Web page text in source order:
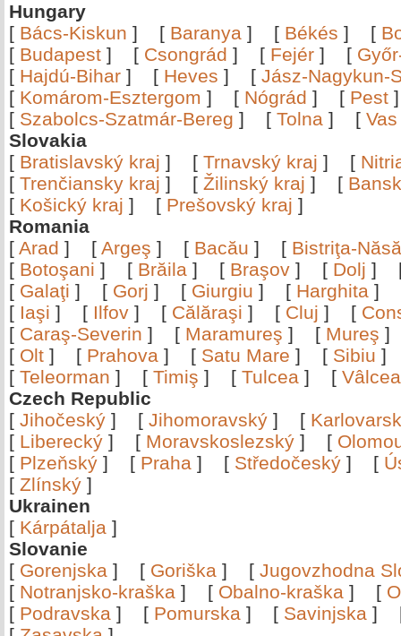
Hungary
[ Bács-Kiskun ] [ Baranya ] [ Békés ] [
[ Budapest ] [ Csongrád ] [ Fejér ] [
[ Hajdú-Bihar ] [ Heves ] [ Jász-Nagykun-
[ Komárom-Esztergom ] [ Nógrád ] [ Pest
[ Szabolcs-Szatmár-Bereg ] [ Tolna ] [ Vas
Slovakia
[ Bratislavský kraj ] [ Trnavský kraj ] [
[ Trenčiansky kraj ] [ Žilinský kraj ] [
[ Košický kraj ] [ Prešovský kraj ]
Romania
[ Arad ] [ Argeş ] [ Bacău ] [ Bistriţa-
[ Botoşani ] [ Brăila ] [ Braşov ] [ Dolj ]
[ Galaţi ] [ Gorj ] [ Giurgiu ] [ Harghita ]
[ Iaşi ] [ Ilfov ] [ Călăraşi ] [ Cluj ] [
[ Caraş-Severin ] [ Maramureş ] [ Mureş
[ Olt ] [ Prahova ] [ Satu Mare ] [ Sibiu
[ Teleorman ] [ Timiş ] [ Tulcea ] [
Czech Republic
[ Jihočeský ] [ Jihomoravský ] [
[ Liberecký ] [ Moravskoslezský ] [
[ Plzeňský ] [ Praha ] [ Středočeský ] [
[ Zlínský ]
Ukrainen
[ Kárpátalja ]
Slovanie
[ Gorenjska ] [ Goriška ] [ Jugovzhodna
[ Notranjsko-kraška ] [ Obalno-kraška ] [
[ Podravska ] [ Pomurska ] [ Savinjska ]